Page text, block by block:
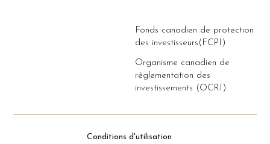
Fonds canadien de protection
des investisseurs(FCPI)
Organisme canadien de
réglementation des
investissements (OCRI)
Conditions d'utilisation